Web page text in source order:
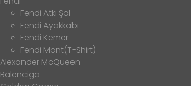
Fendi Atkı Şal
Fendi Ayakkabı
Fendi Kemer
Fendi Mont(T-Shirt)
Alexander McQueen
Balenciga